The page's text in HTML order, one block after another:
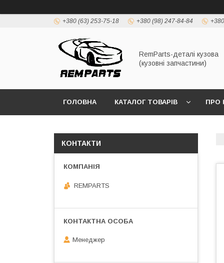
+380 (63) 253-75-18 +380 (98) 247-84-84
RemParts-деталі кузова
(кузовні запчастини)
ГОЛОВНА КАТАЛОГ ТОВАРІВ ПРО
КОНТАКТИ
REMPARTS
Менеджер